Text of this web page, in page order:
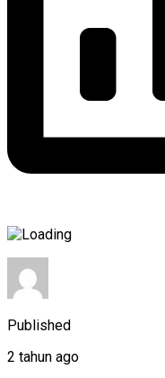
Published
2 tahun ago